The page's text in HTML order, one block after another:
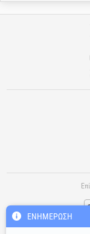
ΕΝΗΜΈΡΩΣΗ